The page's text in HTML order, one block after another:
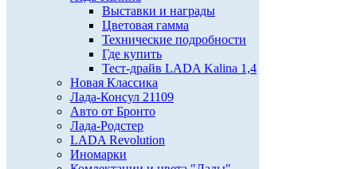
Выставки и награды
Цветовая гамма
Технические подробности
Где купить
Тест-драйв LADA Kalina 1,4
Новая Классика
Лада-Консул 21109
Авто от Бронто
Лада-Родстер
LADA Revolution
Иномарки